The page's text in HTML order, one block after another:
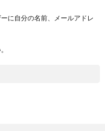
に自分の名前、メールアドレ